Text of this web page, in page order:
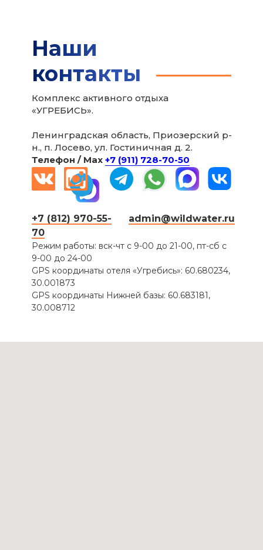
+7 (812) 970-55-
70
admin@wildwater.ru
Комплекс активного отдыха
«УГРЕБИСЬ».
Ленинградская область, Приозерский р-
н., п. Лосево, ул. Гостиничная д. 2.
Телефон / Мax +7 (911) 728-70-50
Режим работы: вск-чт с 9-00 до 21-00, пт-сб с
9-00 до 24-00
GPS координаты отеля «Угребись»: 60.680234,
30.001873
GPS координаты Нижней базы: 60.683181,
30.008712
Наши
контакты